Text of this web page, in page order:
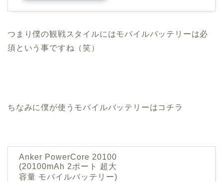
つまり僕の観戦スタイルにはモバイルバッテリーは必
須という事ですね（笑）
ちなみに僕が使うモバイルバッテリーはコチラ
Anker PowerCore 20100
(20100mAh 2ポート 超大
容量 モバイルバッテリー)